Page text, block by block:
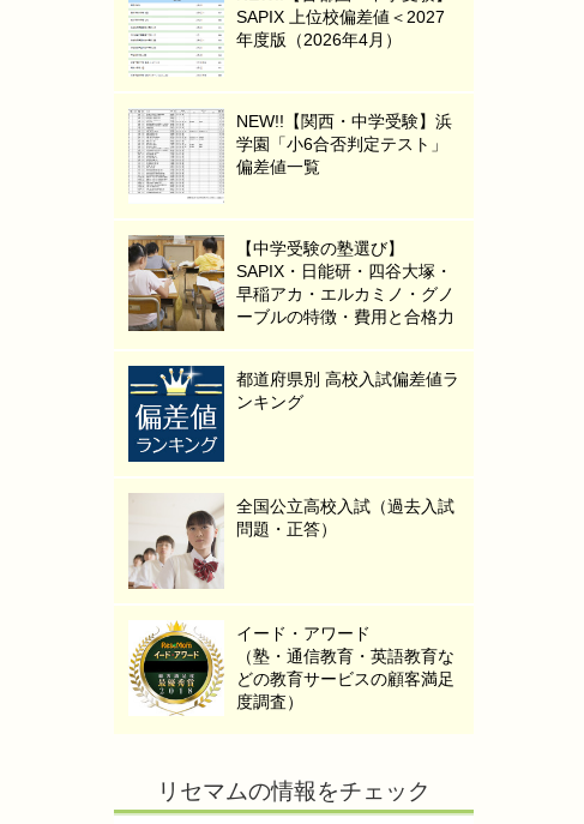
SAPIX 上位校偏差値＜2027
年度版（2026年4月）
NEW!!【関西・中学受験】浜
学園「小6合否判定テスト」
偏差値一覧
【中学受験の塾選び】
SAPIX・日能研・四谷大塚・
早稲アカ・エルカミノ・グノ
ーブルの特徴・費用と合格力
都道府県別 高校入試偏差値ラ
ンキング
全国公立高校入試（過去入試
問題・正答）
イード・アワード
（塾・通信教育・英語教育な
どの教育サービスの顧客満足
度調査）
リセマムの情報をチェック